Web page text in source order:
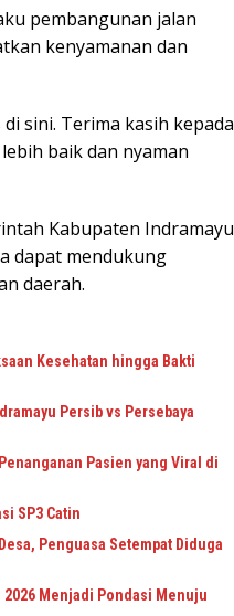
pembangunan jalan
kenyamanan dan
sini. Terima kasih kepada
baik dan nyaman
Kabupaten Indramayu
dapat mendukung
daerah.
Kesehatan hingga Bakti
Persib vs Persebaya
Pasien yang Viral di
SP3 Catin
Penguasa Setempat Diduga
2026 Menjadi Pondasi Menuju